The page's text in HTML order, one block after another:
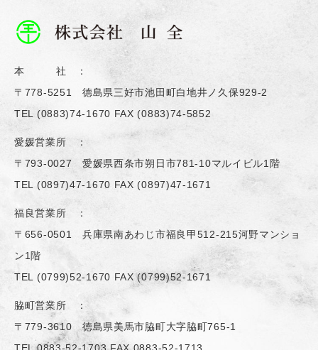
本 社 ：
〒778-5251 德島県三好市池田町白地井ノ久保929-2
TEL (0883)74-1670 FAX (0883)74-5852
愛媛営業所 ：
〒793-0027 愛媛県西条市朔日市781-10マルイビル1階
TEL (0897)47-1670 FAX (0897)47-1671
福良営業所 ：
〒656-0501 兵庫県南あわじ市福良甲512-215河野マンショ
ン1階
TEL (0799)52-1670 FAX (0799)52-1671
脇町営業所 ：
〒779-3610 徳島県美馬市脇町大字脇町765-1